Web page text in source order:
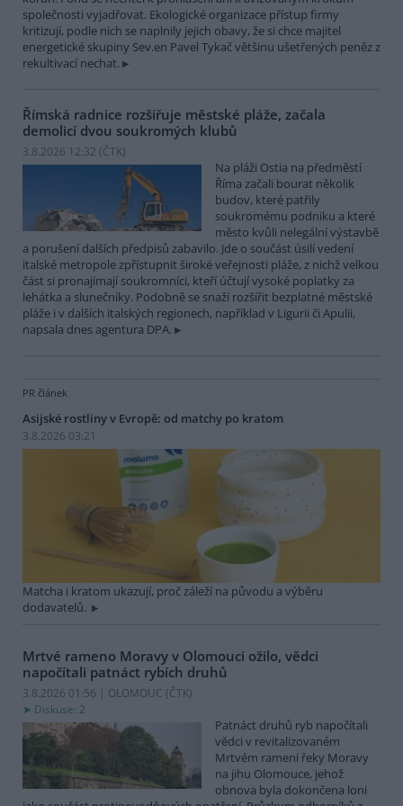
společnosti vyjadřovat. Ekologické organizace přístup firmy
kritizují, podle nich se naplnily jejich obavy, že si chce majitel
energetické skupiny Sev.en Pavel Tykač většinu ušetřených peněz z
rekultivací nechat.
Římská radnice rozšiřuje městské pláže, začala
demolicí dvou soukromých klubů
3.8.2026 12:32 (ČTK)
Na pláži Ostia na předměstí
Říma začali bourat několik
budov, které patřily
soukromému podniku a které
město kvůli nelegální výstavbě
a porušení dalších předpisů zabavilo. Jde o součást úsilí vedení
italské metropole zpřístupnit široké veřejnosti pláže, z nichž velkou
část si pronajímají soukromníci, kteří účtují vysoké poplatky za
lehátka a slunečníky. Podobně se snaží rozšířit bezplatné městské
pláže i v dalších italských regionech, například v Ligurii či Apulii,
napsala dnes agentura DPA.
PR článek
Asijské rostliny v Evropě: od matchy po kratom
3.8.2026 03:21
Matcha i kratom ukazují, proč záleží na původu a výběru
dodavatelů.
Mrtvé rameno Moravy v Olomouci ožilo, vědci
napočítali patnáct rybích druhů
3.8.2026 01:56 | OLOMOUC (ČTK)
Diskuse: 2
Patnáct druhů ryb napočítali
vědci v revitalizovaném
Mrtvém rameni řeky Moravy
na jihu Olomouce, jehož
obnova byla dokončena loni